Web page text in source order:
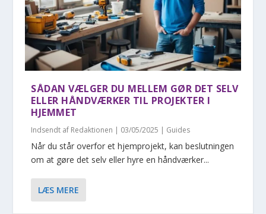
SÅDAN VÆLGER DU MELLEM GØR DET SELV
ELLER HÅNDVÆRKER TIL PROJEKTER I
HJEMMET
Indsendt af Redaktionen | 03/05/2025 | Guides
Når du står overfor et hjemprojekt, kan beslutningen
om at gøre det selv eller hyre en håndværker...
LÆS MERE